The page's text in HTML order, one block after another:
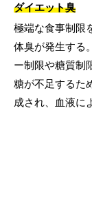
ダイエット臭
極端な食事制限
体臭が発生する
ー制限や糖質制
糖が不足するた
成され、血液に